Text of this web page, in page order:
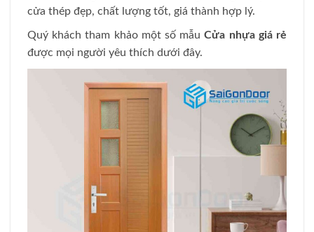
cửa thép đẹp, chất lượng tốt, giá thành hợp lý.
Quý khách tham khảo một số mẫuCửa nhựa giá rẻ
được mọi người yêu thích dưới đây.